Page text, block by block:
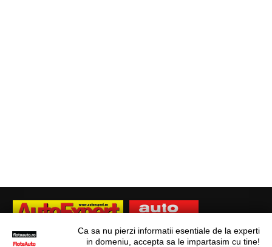
Ca sa nu pierzi informatii esentiale de la experti
in domeniu, accepta sa le impartasim cu tine!